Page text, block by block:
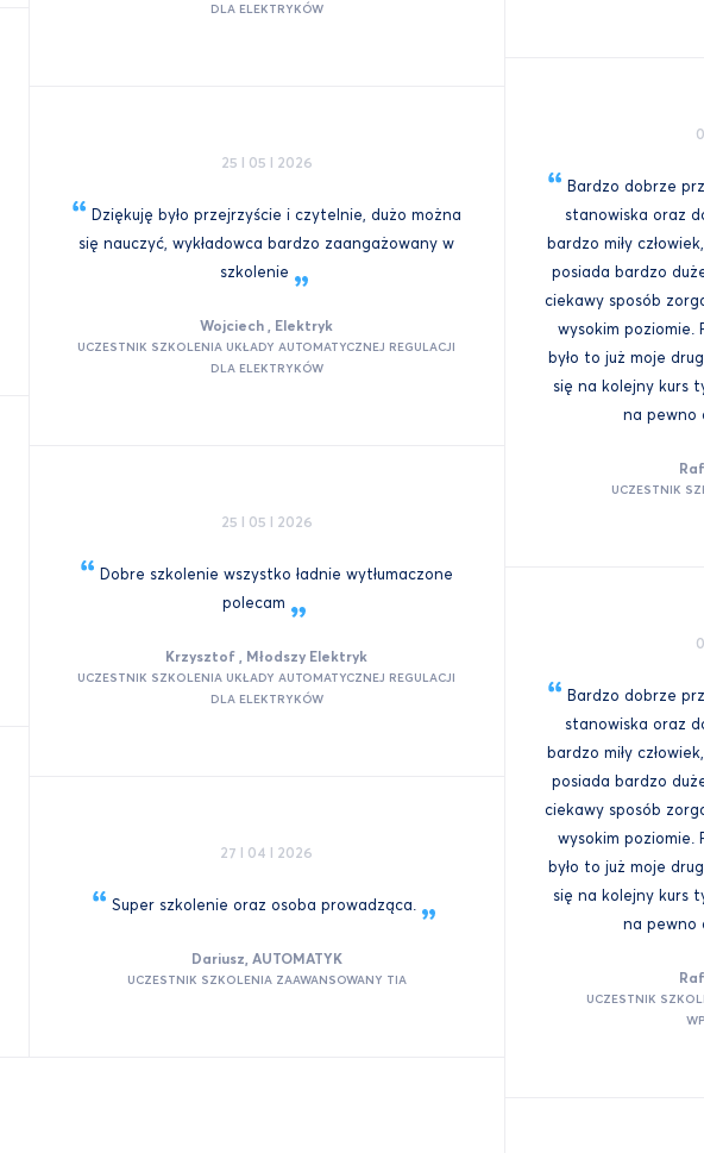
DLA ELEKTRYKÓW
25 I 05 I 2026
Dziękuję było przejrzyście i czytelnie, dużo można
się nauczyć, wykładowca bardzo zaangażowany w
szkolenie
Wojciech , Elektryk
UCZESTNIK SZKOLENIA UKŁADY AUTOMATYCZNEJ REGULACJI
DLA ELEKTRYKÓW
25 I 05 I 2026
Dobre szkolenie wszystko ładnie wytłumaczone
polecam
Krzysztof , Młodszy Elektryk
UCZESTNIK SZKOLENIA UKŁADY AUTOMATYCZNEJ REGULACJI
DLA ELEKTRYKÓW
27 I 04 I 2026
Super szkolenie oraz osoba prowadząca.
Dariusz, AUTOMATYK
UCZESTNIK SZKOLENIA ZAAWANSOWANY TIA
Bardzo dobrze
stanowiska oraz
bardzo miły
posiada bardzo
ciekawy sposób
wysokim poziomie.
było to już moje
się na kolejny kurs
na pewno
UCZESTNIK
Bardzo dobrze
stanowiska oraz
bardzo miły
posiada bardzo
ciekawy sposób
wysokim poziomie.
było to już moje
się na kolejny kurs
na pewno
UCZESTNIK